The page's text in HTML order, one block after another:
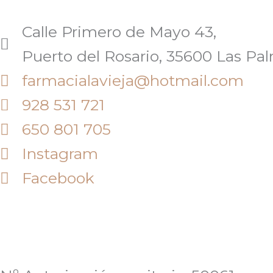
Calle Primero de Mayo 43,
Puerto del Rosario, 35600 Las
farmacialavieja@hotmail.com
928 531 721
650 801 705
Instagram
Facebook